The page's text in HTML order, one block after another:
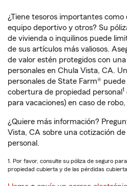
¿Tiene tesoros importantes como
equipo deportivo y otros? Su
de vivienda o inquilinos puede
de sus artículos más valiosos.
de valor estén protegidos con
personales en Chula Vista, CA.
personales de State Farm®
cobertura de propiedad personal 1
para vacaciones) en caso de
¿Quiere más información?
Vista, CA sobre una cotización
personal.
1. Por favor, consulte su póliza de seguro
propiedad cubierta y de las pérdidas